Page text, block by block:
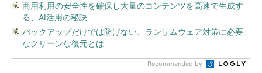
商用利用の安全性を確保し大量のコンテンツを高速で生成す
る、AI活用の秘訣
バックアップだけでは防げない、ランサムウェア対策に必要
なクリーンな復元とは
Recommended by